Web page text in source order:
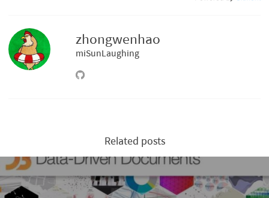
zhongwenhao
miSunLaughing
Related posts